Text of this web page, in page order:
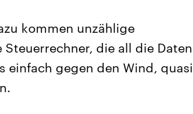
kommen unzählige
die all die Daten
einfach gegen den Wind, quasi